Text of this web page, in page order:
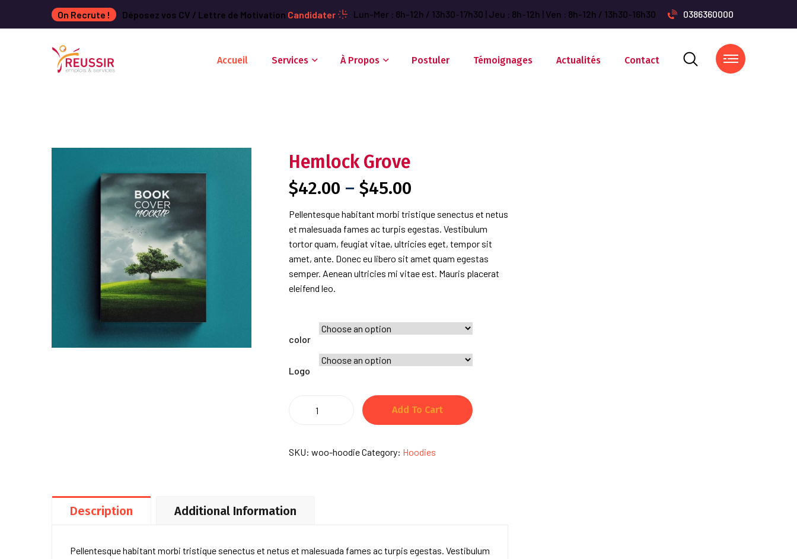
On Recrute ! Déposez vos CV / Lettre de Motivation Candidater Lun-Mer : 8h-12h / 13h30-17h30 | Jeu : 8h-12h | Ven : 8h-12h / 13h30-16h30 0386360000
Accueil Services À Propos Postuler Témoignages Actualités Contact
Hemlock Grove
$42.00 – $45.00
Pellentesque habitant morbi tristique senectus et netus
et malesuada fames ac turpis egestas. Vestibulum
tortor quam, feugiat vitae, ultricies eget, tempor sit
amet, ante. Donec eu libero sit amet quam egestas
semper. Aenean ultricies mi vitae est. Mauris placerat
eleifend leo.
color
Logo
Add To Cart
SKU: woo-hoodieCategory: Hoodies
Description Additional Information
Pellentesque habitant morbi tristique senectus et netus et malesuada fames ac turpis egestas. Vestibulum